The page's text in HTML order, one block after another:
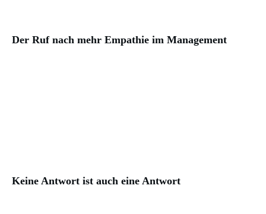
Der Ruf nach mehr Empathie im Management
Keine Antwort ist auch eine Antwort